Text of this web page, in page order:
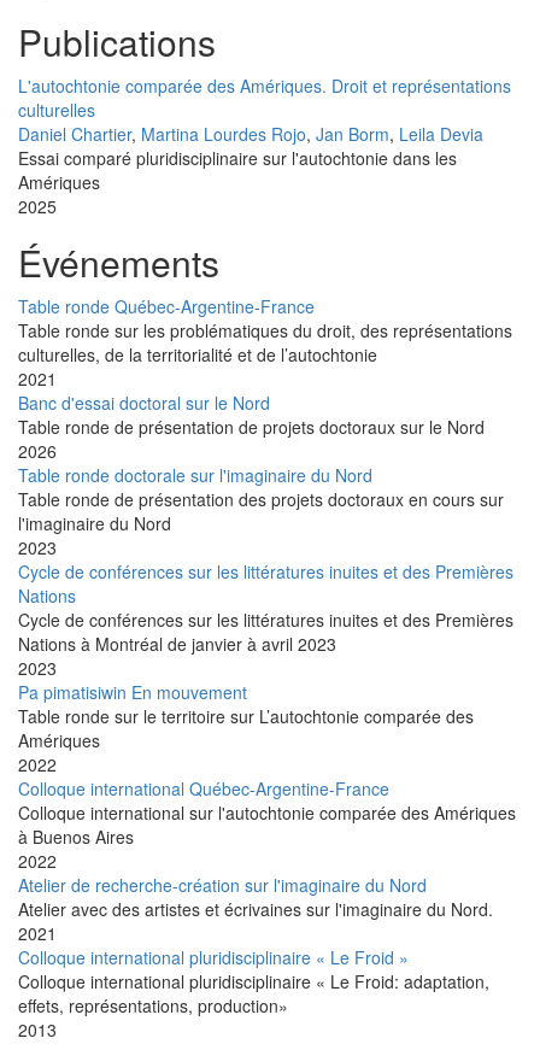
Publications
L'autochtonie comparée des Amériques. Droit et représentations
culturelles
Daniel Chartier, Martina Lourdes Rojo, Jan Borm, Leila Devia
Essai comparé pluridisciplinaire sur l'autochtonie dans les
Amériques
2025
Événements
Table ronde Québec-Argentine-France
Table ronde sur les problématiques du droit, des représentations
culturelles, de la territorialité et de l’autochtonie
2021
Banc d'essai doctoral sur le Nord
Table ronde de présentation de projets doctoraux sur le Nord
2026
Table ronde doctorale sur l'imaginaire du Nord
Table ronde de présentation des projets doctoraux en cours sur
l'imaginaire du Nord
2023
Cycle de conférences sur les littératures inuites et des Premières
Nations
Cycle de conférences sur les littératures inuites et des Premières
Nations à Montréal de janvier à avril 2023
2023
Pa pimatisiwin En mouvement
Table ronde sur le territoire sur L’autochtonie comparée des
Amériques
2022
Colloque international Québec-Argentine-France
Colloque international sur l'autochtonie comparée des Amériques
à Buenos Aires
2022
Atelier de recherche-création sur l'imaginaire du Nord
Atelier avec des artistes et écrivaines sur l'imaginaire du Nord.
2021
Colloque international pluridisciplinaire « Le Froid »
Colloque international pluridisciplinaire « Le Froid: adaptation,
effets, représentations, production»
2013